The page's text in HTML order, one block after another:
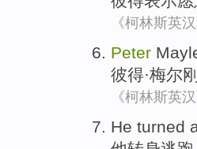
《柯林斯英
Peter
彼得·梅尔刚
《柯林斯英
He turned